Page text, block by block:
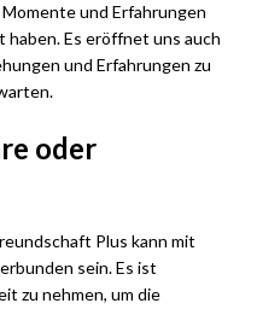
und Erfahrungen
haben. Es eröffnet uns auch
und Erfahrungen zu
oder
Plus kann mit
sein. Es ist
zu nehmen, um die